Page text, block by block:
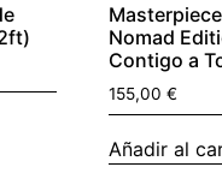
Nomad
Contigo a
155,00€
Añadir al